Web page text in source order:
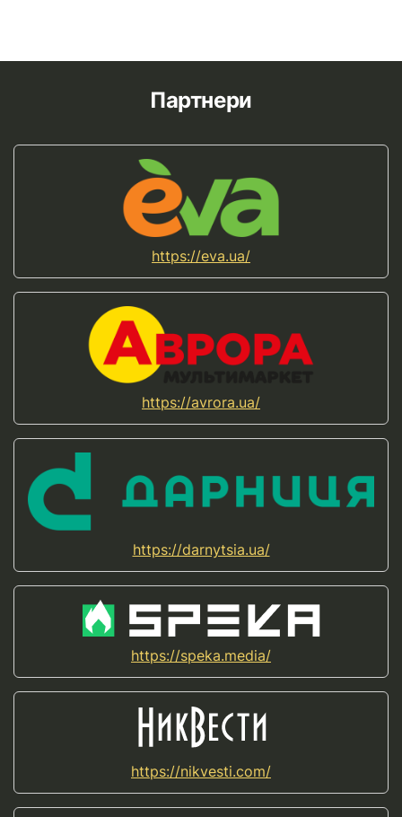
Партнери
https://eva.ua/
https://avrora.ua/
https://darnytsia.ua/
https://speka.media/
https://nikvesti.com/